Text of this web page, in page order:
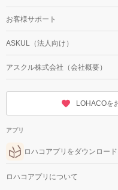
お客様サポート
ASKUL（法人向け）
アスクル株式会社（会社概要）
LOHACOを
アプリ
ロハコアプリをダウンロード
ロハコアプリについて